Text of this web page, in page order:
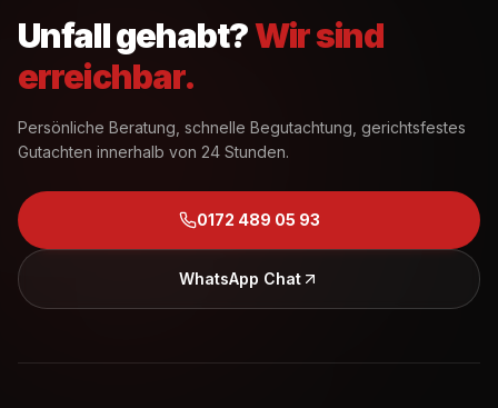
Unfall gehabt?Wir sind
erreichbar.
Persönliche Beratung, schnelle Begutachtung, gerichtsfestes
Gutachten innerhalb von 24 Stunden.
0172 489 05 93
WhatsApp Chat